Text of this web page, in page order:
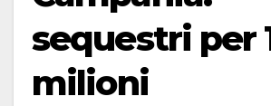
sequestri per
milioni